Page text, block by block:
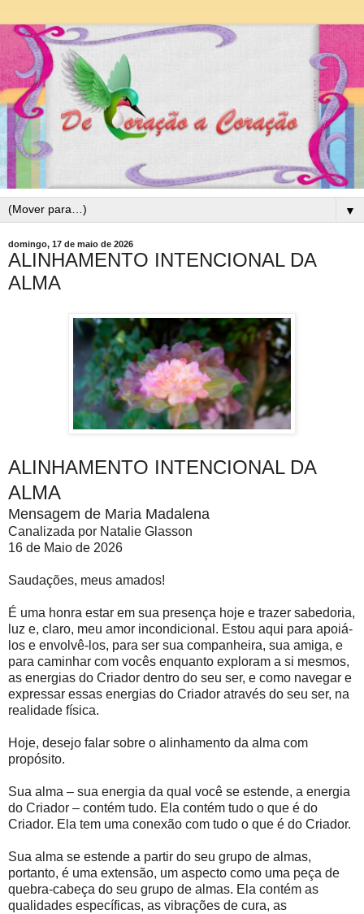
▼
domingo, 17 de maio de 2026
ALINHAMENTO INTENCIONAL DA
ALMA
ALINHAMENTO INTENCIONAL DA
ALMA
Mensagem de Maria Madalena
Canalizada por Natalie Glasson
16 de Maio de 2026
Saudações, meus amados!
É uma honra estar em sua presença hoje e trazer sabedoria,
luz e, claro, meu amor incondicional. Estou aqui para apoiá-
los e envolvê-los, para ser sua companheira, sua amiga, e
para caminhar com vocês enquanto exploram a si mesmos,
as energias do Criador dentro do seu ser, e como navegar e
expressar essas energias do Criador através do seu ser, na
realidade física.
Hoje, desejo falar sobre o alinhamento da alma com
propósito.
Sua alma – sua energia da qual você se estende, a energia
do Criador – contém tudo. Ela contém tudo o que é do
Criador. Ela tem uma conexão com tudo o que é do Criador.
Sua alma se estende a partir do seu grupo de almas,
portanto, é uma extensão, um aspecto como uma peça de
quebra-cabeça do seu grupo de almas. Ela contém as
qualidades específicas, as vibrações de cura, as